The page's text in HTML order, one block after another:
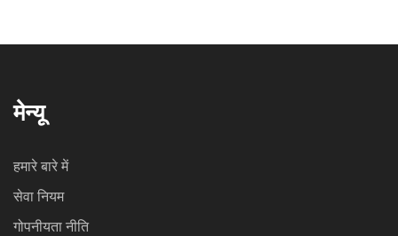
मेन्यू
हमारे बारे में
सेवा नियम
गोपनीयता नीति